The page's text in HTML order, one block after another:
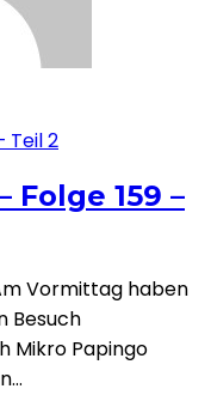
159 –
Vormittag haben
Besuch
Mikro Papingo